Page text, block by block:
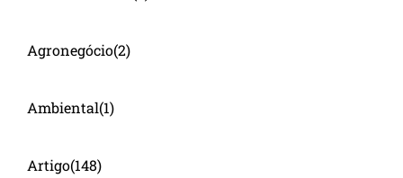
Agronegócio(2)
Ambiental(1)
Artigo(148)